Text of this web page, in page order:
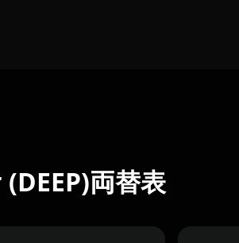
両替表